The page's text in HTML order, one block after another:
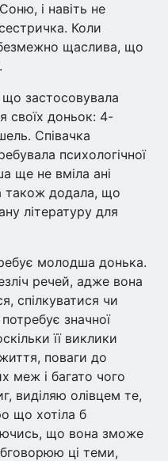
і навіть не
Коли
щаслива, що
застосовувала
своїх доньок: 4-
Співачка
психологічної
ще не вміла ані
також додала, що
літературу для
молодша донька.
речей, адже вона
спілкуватися чи
значної
її виклики
поваги до
меж і багато чого
виділяю олівцем те,
що хотіла б
що вона зможе
ці теми,